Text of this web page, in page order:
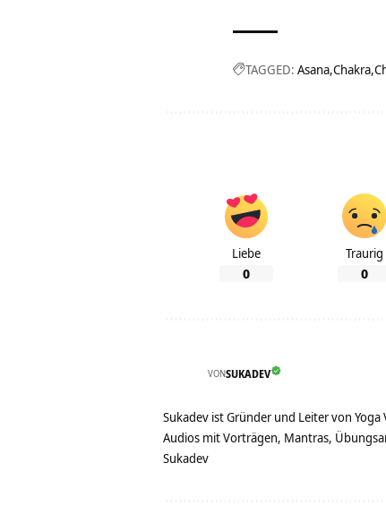
TAGGED: Asana Chakra
Liebe
0
Traurig
0
VONSUKADEV
Sukadev ist Gründer und Leiter von
Audios mit Vorträgen, Mantras,
Sukadev